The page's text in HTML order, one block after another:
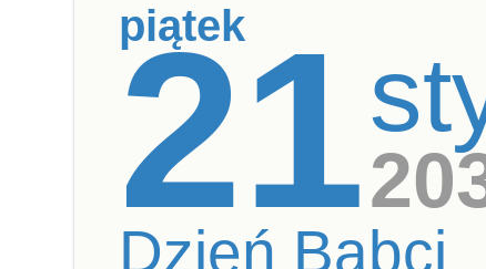
piątek
21
Dzień Babci